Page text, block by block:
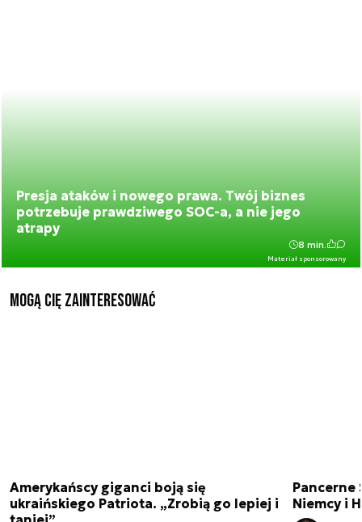
Presja ataków i nowego prawa. Twój biznes
potrzebuje prawdziwego SOC-a, a nie jego
atrapy
Materiał sponsorowany
8 min.
Mogą Cię zainteresować
Amerykańscy giganci boją się
ukraińskiego Patriota. „Zrobią go lepiej i
Pancerne
Niemcy i